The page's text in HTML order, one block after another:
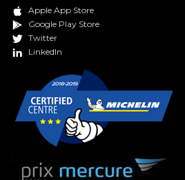
Apple App Store
Google Play Store
Twitter
LinkedIn